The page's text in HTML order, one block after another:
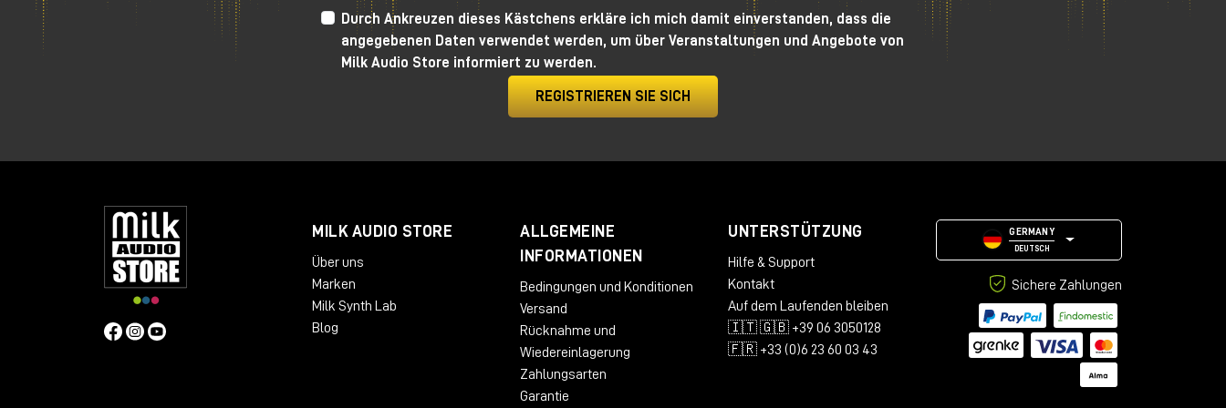
Wie immer lade ich Sie ein, sich das YouTube-Video anzuschauen, um mehr zu erfahren, und ich lade
Sie ein, den Milk Audio Store persönlich zu besuchen, um sich den Klang anzuhören.
Durch Ankreuzen dieses Kästchens erkläre ich mich damit einverstanden, dass die
angegebenen Daten verwendet werden, um über Veranstaltungen und Angebote von
Milk Audio Store informiert zu werden.
REGISTRIEREN SIE SICH
MILK AUDIO STORE
Über uns
Marken
Milk Synth Lab
Blog
ALLGEMEINE
INFORMATIONEN
Bedingungen und Konditionen
Versand
Rücknahme und
Wiedereinlagerung
Zahlungsarten
Garantie
UNTERSTÜTZUNG
Hilfe & Support
Kontakt
Auf dem Laufenden bleiben
🇮🇹 🇬🇧 +39 06 3050128
🇫🇷 +33 (0)6 23 60 03 43
GERMANY
DEUTSCH
Sichere Zahlungen